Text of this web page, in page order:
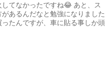
てなかったですね😂 あと、ス
あるんだなと勉強になりました
たんですが、車に貼る事しか頭